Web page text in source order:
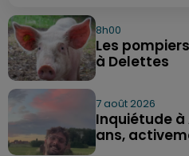
8h00
Les
à Delettes
7 août 2026
Inquiétude à
ans,